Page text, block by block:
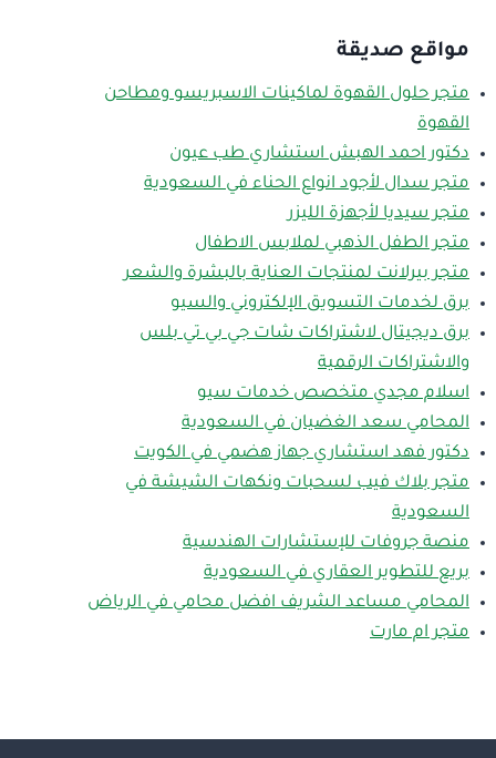
مواقع صديقة
متجر حلول القهوة لماكينات الاسبريسو ومطاحن
القهوة
دكتور احمد الهبش استشاري طب عيون
متجر سدال لأجود انواع الحناء في السعودية
متجر سيديا لأجهزة الليزر
متجر الطفل الذهبي لملابس الاطفال
متجر بيرلانت لمنتجات العناية بالبشرة والشعر
برق لخدمات التسويق الإلكتروني والسيو
برق ديجيتال لاشتراكات شات جي بي تي بلس
والاشتراكات الرقمية
اسلام مجدي متخصص خدمات سيو
المحامي سعد الغضيان في السعودية
دكتور فهد استشاري جهاز هضمي في الكويت
متجر بلاك فيب لسحبات ونكهات الشيشة في
السعودية
منصة جروفات للإستشارات الهندسية
بريع للتطوير العقاري في السعودية
المحامي مساعد الشريف افضل محامي في الرياض
متجر ام مارت